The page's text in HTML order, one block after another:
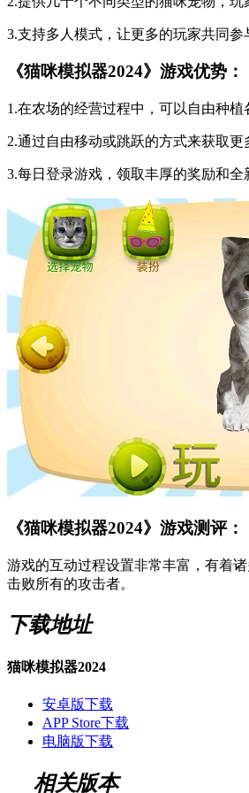
3.支持多人模式，让更多的玩家共同参
《猫咪模拟器2024》游戏优势：
1.在农场的经营过程中，可以自由种植
2.通过自由移动或跳跃的方式来获取更
3.每日登录游戏，领取丰厚的奖励和全
《猫咪模拟器2024》游戏测评：
游戏的互动过程设置非常丰富，有着
击败所有的攻击者。
下载地址
猫咪模拟器2024
安卓版下载
APP Store下载
电脑版下载
相关版本